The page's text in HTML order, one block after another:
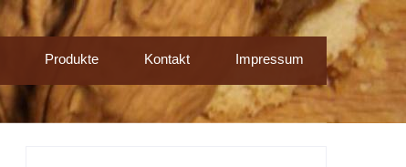
Produkte Kontakt Impressum